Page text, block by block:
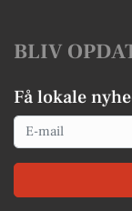
BLIV
Få lokale
Email